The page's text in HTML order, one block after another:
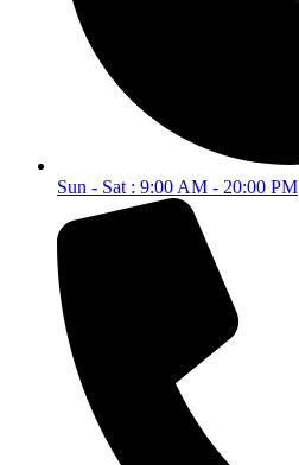
Sun - Sat : 9:00 AM - 20:00 PM